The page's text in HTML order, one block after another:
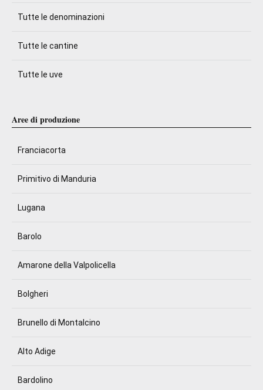
Tutte le denominazioni
Tutte le cantine
Tutte le uve
Aree di produzione
Franciacorta
Primitivo di Manduria
Lugana
Barolo
Amarone della Valpolicella
Bolgheri
Brunello di Montalcino
Alto Adige
Bardolino